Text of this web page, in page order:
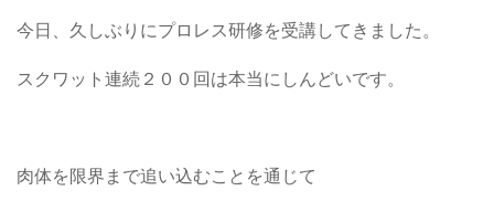
今日、久しぶりにプロレス研修を受講してきました。
スクワット連続２００回は本当にしんどいです。
肉体を限界まで追い込むことを通じて